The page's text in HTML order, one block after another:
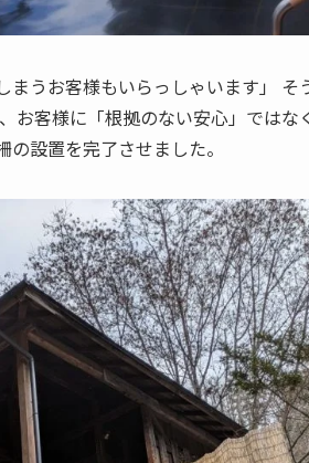
まうお客様もいらっしゃいます」 そ
お客様に「根拠のない安心」ではな
設置を完了させました。